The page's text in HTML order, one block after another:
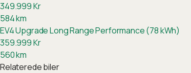
349.999Kr
584km
EV4 Upgrade Long Range Performance (78 kWh)
359.999Kr
560km
Relaterede biler